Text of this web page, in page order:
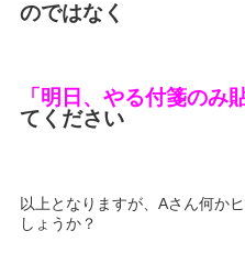
のではなく
「明日、やる付箋のみ
てください
以上となりますが、Aさん何か
しょうか？